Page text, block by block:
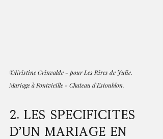
©Kristine Grinvalde - pour Les Rires de Julie.
Mariage à Fontvieille - Chateau d'Estoublon.
2. Les spécificités
d’un mariage en